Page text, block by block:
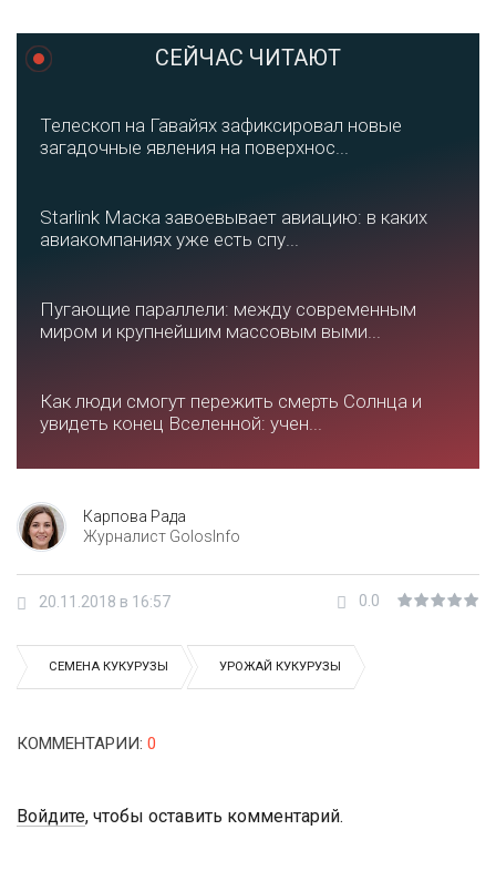
СЕЙЧАС ЧИТАЮТ
Телескоп на Гавайях зафиксировал новые
загадочные явления на поверхнос...
Starlink Маска завоевывает авиацию: в каких
авиакомпаниях уже есть спу...
Пугающие параллели: между современным
миром и крупнейшим массовым выми...
Как люди смогут пережить смерть Солнца и
увидеть конец Вселенной: учен...
Карпова Рада
Журналист GolosInfo
20.11.2018 в 16:57 0.0
СЕМЕНА КУКУРУЗЫ УРОЖАЙ КУКУРУЗЫ
КОММЕНТАРИИ: 0
Войдите, чтобы оставить комментарий.